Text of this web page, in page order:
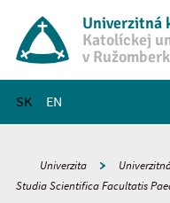
Univerzitná
Katolíckej
v
SK EN
Hlavné menu
Univerzita
Studia Scientifica Facultatis